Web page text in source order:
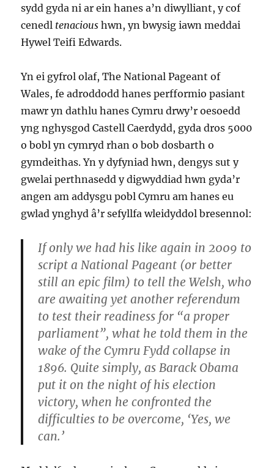
sydd gyda ni ar ein hanes a’n diwylliant, y cof
cenedl tenacious hwn, yn bwysig iawn meddai
Hywel Teifi Edwards.
Yn ei gyfrol olaf, The National Pageant of
Wales, fe adroddodd hanes perfformio pasiant
mawr yn dathlu hanes Cymru drwy’r oesoedd
yng nghysgod Castell Caerdydd, gyda dros 5000
o bobl yn cymryd rhan o bob dosbarth o
gymdeithas. Yn y dyfyniad hwn, dengys sut y
gwelai perthnasedd y digwyddiad hwn gyda’r
angen am addysgu pobl Cymru am hanes eu
gwlad ynghyd â’r sefyllfa wleidyddol bresennol:
If only we had his like again in 2009 to
script a National Pageant (or better
still an epic film) to tell the Welsh, who
are awaiting yet another referendum
to test their readiness for “a proper
parliament”, what he told them in the
wake of the Cymru Fydd collapse in
1896. Quite simply, as Barack Obama
put it on the night of his election
victory, when he confronted the
difficulties to be overcome, ‘Yes, we
can.’